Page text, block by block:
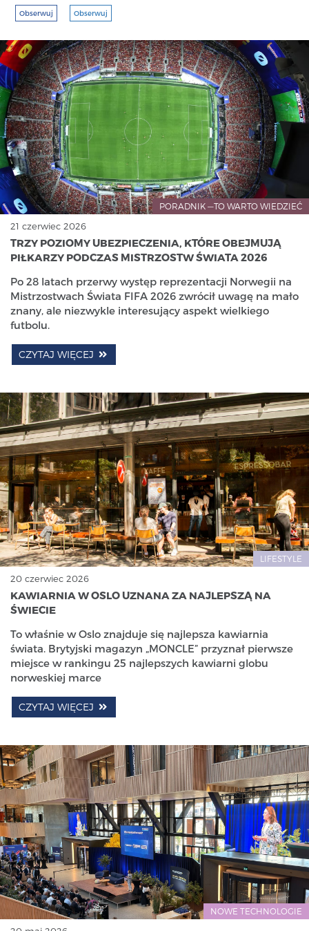
Obserwuj Obserwuj
PORADNIK —TO WARTO WIEDZIEĆ
21 czerwiec 2026
TRZY POZIOMY UBEZPIECZENIA, KTÓRE OBEJMUJĄ
PIŁKARZY PODCZAS MISTRZOSTW ŚWIATA 2026
Po 28 latach przerwy występ reprezentacji Norwegii na
Mistrzostwach Świata FIFA 2026 zwrócił uwagę na mało
znany, ale niezwykle interesujący aspekt wielkiego
futbolu.
CZYTAJ WIĘCEJ
LIFESTYLE
20 czerwiec 2026
KAWIARNIA W OSLO UZNANA ZA NAJLEPSZĄ NA
ŚWIECIE
To właśnie w Oslo znajduje się najlepsza kawiarnia
świata. Brytyjski magazyn „MONCLE” przyznał pierwsze
miejsce w rankingu 25 najlepszych kawiarni globu
norweskiej marce
CZYTAJ WIĘCEJ
NOWE TECHNOLOGIE